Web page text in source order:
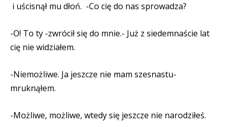
i uścisnął mu dłoń. -Co cię do nas sprowadza?
-O! To ty -zwrócił się do mnie.- Już z siedemnaście lat
cię nie widziałem.
-Niemożliwe. Ja jeszcze nie mam szesnastu-
mruknąłem.
-Możliwe, możliwe, wtedy się jeszcze nie narodziłeś.